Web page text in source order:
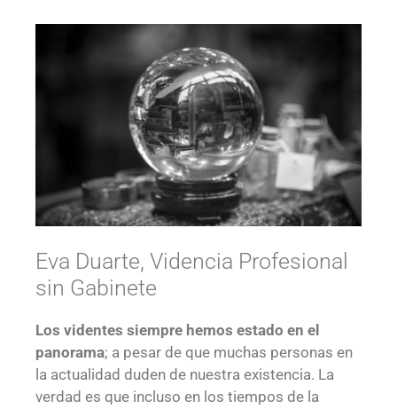
Eva Duarte, Videncia Profesional
sin Gabinete
Los videntes siempre hemos estado en el
panorama; a pesar de que muchas personas en
la actualidad duden de nuestra existencia. La
verdad es que incluso en los tiempos de la